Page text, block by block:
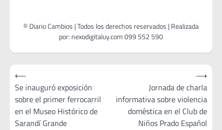
Navegación
de
entradas
⟵
Se inauguró exposición
sobre el primer ferrocarril
en el Museo Histórico de
Sarandí Grande
Jornada de charla
informativa sobre violencia
doméstica en el Club de
Niños Prado Español
⟶